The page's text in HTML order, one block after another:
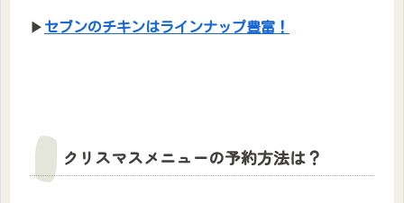
▶ セブンのチキンはラインナップ豊富！
クリスマスメニューの予約方法は？